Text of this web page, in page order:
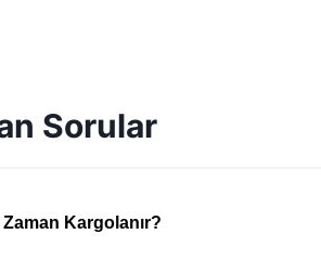
Sorular
Kargolanır?